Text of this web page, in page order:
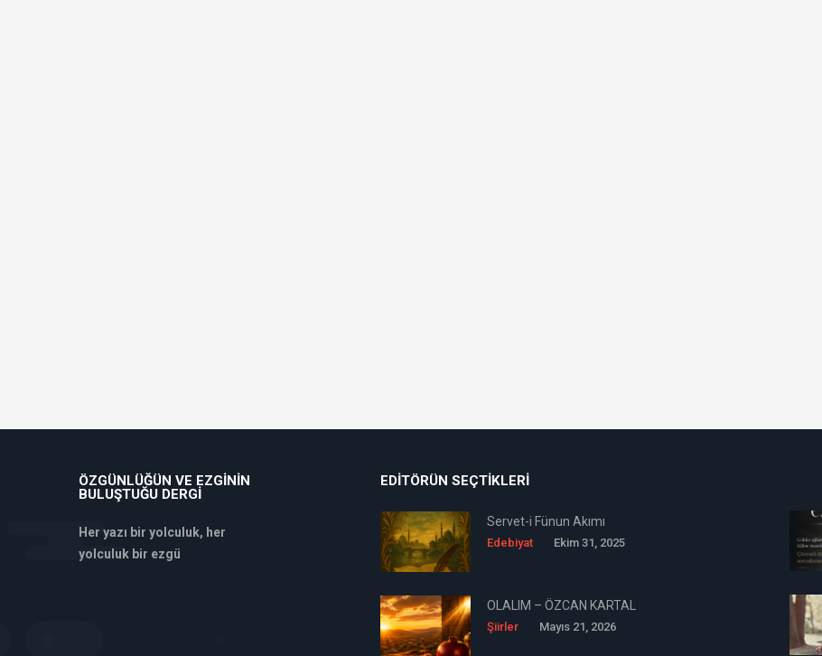
ÖZGÜNLÜĞÜN VE EZGININ
BULUŞTUĞU DERGI
Her yazı bir yolculuk, her
yolculuk bir ezgü
EDITÖRÜN SEÇTIKLERI
Servet-i Fünun Akımı
Edebiyat Ekim 31, 2025
OLALIM – ÖZCAN KARTAL
Şiirler Mayıs 21, 2026